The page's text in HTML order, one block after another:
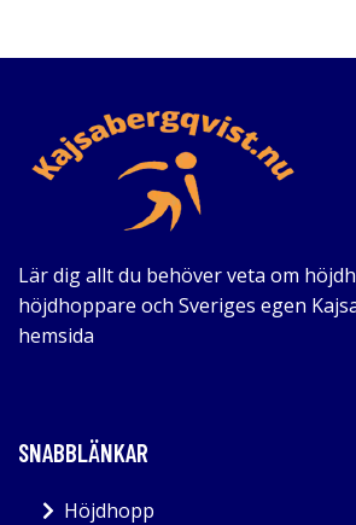
Lär dig allt du behöver veta om
höjdhoppare och Sveriges egen
hemsida
SNABBLÄNKAR
Höjdhopp